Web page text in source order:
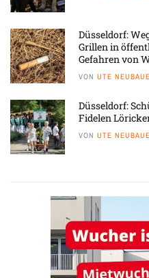
Düsseldorf:
Grillen in
Gefahren von
VON UTE
Düsseldorf:
Fidelen
VON UTE